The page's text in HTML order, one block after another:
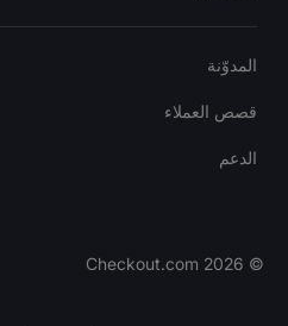
المدوّنة
قصص العملاء
الدعم
©
2026